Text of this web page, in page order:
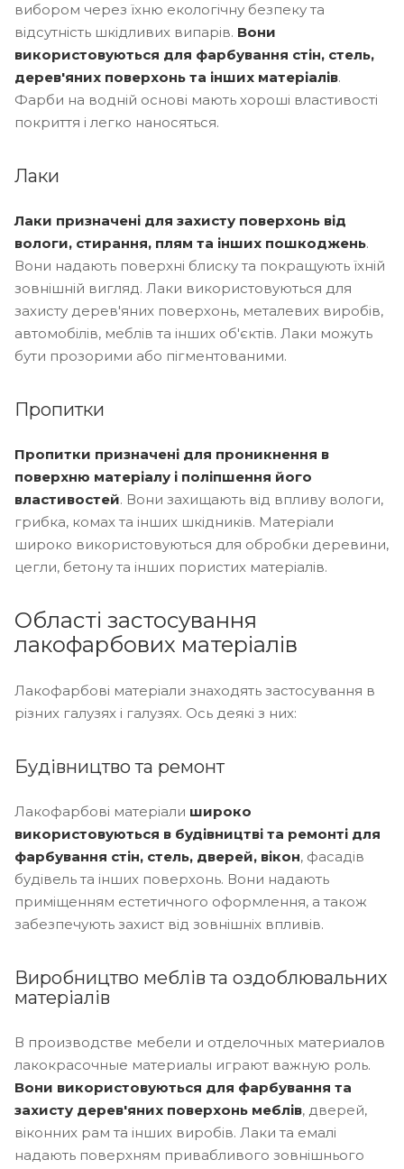
вибором через їхню екологічну безпеку та
відсутність шкідливих випарів. Вони
використовуються для фарбування стін, стель,
дерев'яних поверхонь та інших матеріалів.
Фарби на водній основі мають хороші властивості
покриття і легко наносяться.
Лаки
Лаки призначені для захисту поверхонь від
вологи, стирання, плям та інших пошкоджень.
Вони надають поверхні блиску та покращують їхній
зовнішній вигляд. Лаки використовуються для
захисту дерев'яних поверхонь, металевих виробів,
автомобілів, меблів та інших об'єктів. Лаки можуть
бути прозорими або пігментованими.
Пропитки
Пропитки призначені для проникнення в
поверхню матеріалу і поліпшення його
властивостей. Вони захищають від впливу вологи,
грибка, комах та інших шкідників. Матеріали
широко використовуються для обробки деревини,
цегли, бетону та інших пористих матеріалів.
Області застосування
лакофарбових матеріалів
Лакофарбові матеріали знаходять застосування в
різних галузях і галузях. Ось деякі з них:
Будівництво та ремонт
Лакофарбові матеріали широко
використовуються в будівництві та ремонті для
фарбування стін, стель, дверей, вікон, фасадів
будівель та інших поверхонь. Вони надають
приміщенням естетичного оформлення, а також
забезпечують захист від зовнішніх впливів.
Виробництво меблів та оздоблювальних
матеріалів
В производстве мебели и отделочных материалов
лакокрасочные материалы играют важную роль.
Вони використовуються для фарбування та
захисту дерев'яних поверхонь меблів, дверей,
віконних рам та інших виробів. Лаки та емалі
надають поверхням привабливого зовнішнього